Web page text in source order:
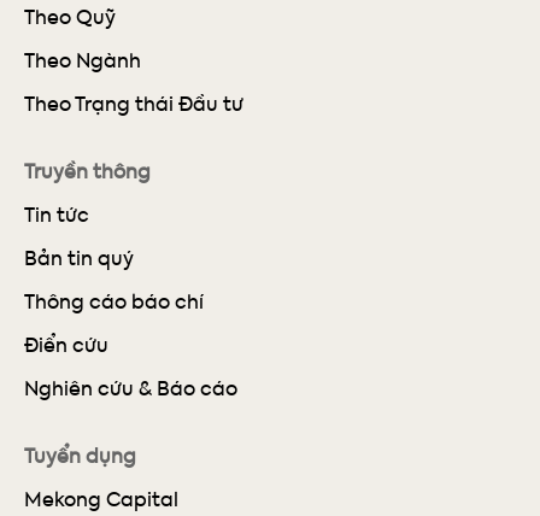
Theo Quỹ
Theo Ngành
Theo Trạng thái Đầu tư
Truyền thông
Tin tức
Bản tin quý
Thông cáo báo chí
Điển cứu
Nghiên cứu & Báo cáo
Tuyển dụng
Mekong Capital